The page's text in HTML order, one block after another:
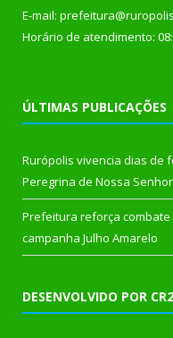
E-mail:
Horário de atendimento:
ÚLTIMAS PUBLICAÇÕES
Rurópolis vivencia dias de
Peregrina de Nossa
Prefeitura reforça
campanha Julho Amarelo
DESENVOLVIDO POR CR2